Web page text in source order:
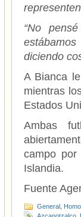
“No
diciendo
A Bianca
mientras
Estados
Ambas
campo
Islandia.
Fuente
General